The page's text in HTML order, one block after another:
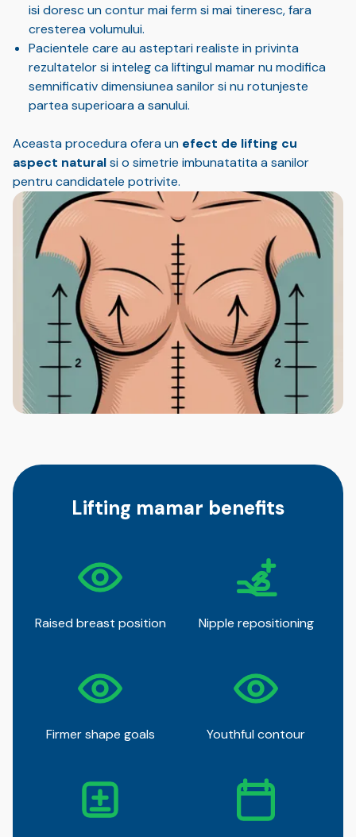
isi doresc un contur mai ferm si mai tineresc, fara
cresterea volumului.
Pacientele care au asteptari realiste in privinta
rezultatelor si inteleg ca liftingul mamar nu modifica
semnificativ dimensiunea sanilor si nu rotunjeste
partea superioara a sanului.
Aceasta procedura ofera un efect de lifting cu
aspect naturalsi o simetrie imbunatatita a sanilor
pentru candidatele potrivite.
Lifting mamar benefits
Raised breast position Nipple repositioning
Firmer shape goals Youthful contour